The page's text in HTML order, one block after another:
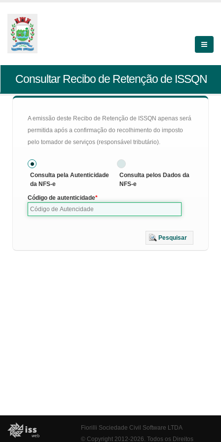
Consultar Recibo de Retenção de ISSQN
A emissão deste Recibo de Retenção de ISSQN apenas será
permitida após a confirmação do recolhimento do imposto
pelo tomador de serviços (responsável tributário).
Consulta pela Autenticidade
da NFS-e
Consulta pelos Dados da
NFS-e
Código de autenticidade
Pesquisar
Fiorilli Sociedade Civil Software LTDA
© Copyright 2012-2026. Todos os Direitos